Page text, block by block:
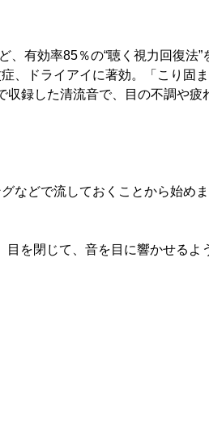
、有効率85％の“聴く視力回復法
、ドライアイに著効。「こり固
録した清流音で、目の不調や疲
などで流しておくことから始めま
を閉じて、音を目に響かせるよ